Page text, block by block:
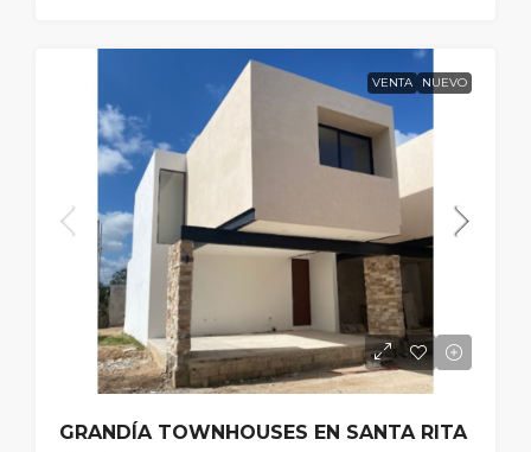
VENTA NUEVO
GRANDÍA TOWNHOUSES EN SANTA RITA